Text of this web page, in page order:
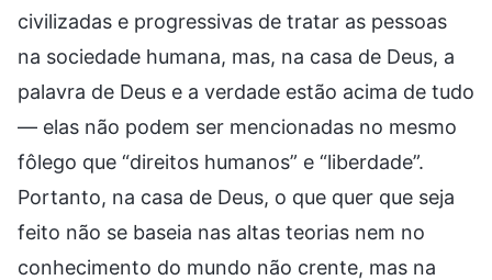
civilizadas e progressivas de tratar as pessoas
na sociedade humana, mas, na casa de Deus, a
palavra de Deus e a verdade estão acima de tudo
— elas não podem ser mencionadas no mesmo
fôlego que “direitos humanos” e “liberdade”.
Portanto, na casa de Deus, o que quer que seja
feito não se baseia nas altas teorias nem no
conhecimento do mundo não crente, mas na